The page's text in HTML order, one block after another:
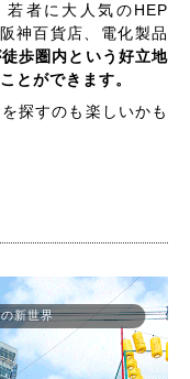
者に大人気のHEP
神百貨店、電化製品
歩圏内という好立地
とができます。
探すのも楽しいかも
新世界